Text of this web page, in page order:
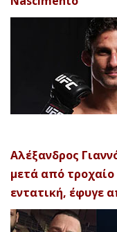
Αλέξανδρος
μετά από
εντατική, έφυγε